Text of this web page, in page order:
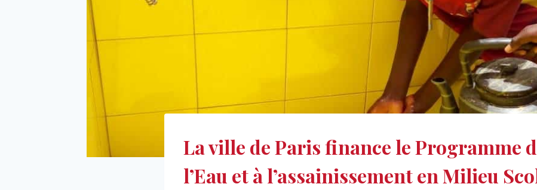
La ville de Paris finance le Programme
l’Eau et à l’assainissement en Milieu